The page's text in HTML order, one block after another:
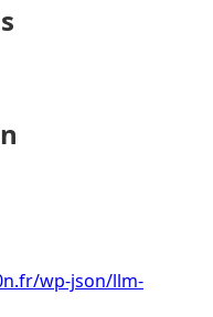
wp-json/llm-